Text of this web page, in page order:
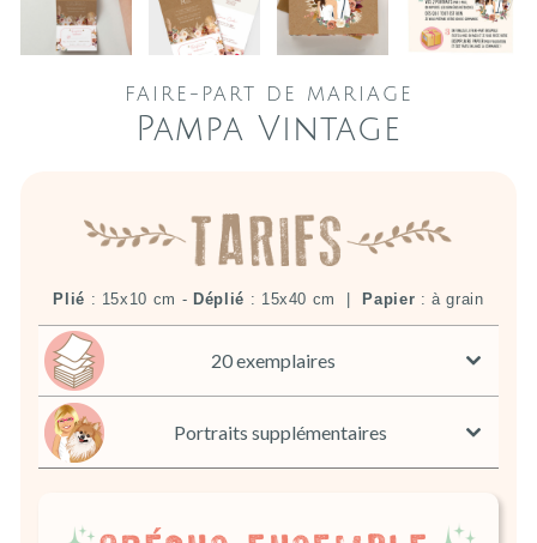
FAIRE-PART DE MARIAGE
Pampa Vintage
Plié : 15x10 cm - Déplié : 15x40 cm | Papier : à grain
20 exemplaires
Portraits supplémentaires